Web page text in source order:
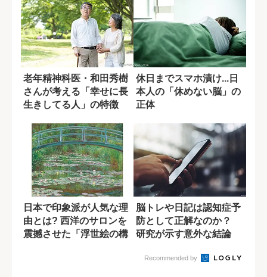
老年精神科医・和田秀樹
さんが考える「幸せに長
生きしてる人」の特徴
休日までスマホ漬け...日
本人の「休めない脳」の
正体
日本で印象派が人気な理
由とは? 西洋のサロンを
震撼させた「浮世絵の構
脳トレや日記は認知症予
防として正解なのか？
研究が示す意外な結論
Recommended by